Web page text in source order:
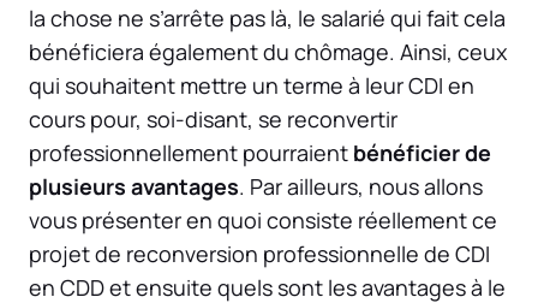
la chose ne s’arrête pas là, le salarié qui fait cela
bénéficiera également du chômage. Ainsi, ceux
qui souhaitent mettre un terme à leur CDI en
cours pour, soi-disant, se reconvertir
professionnellement pourraient bénéficier de
plusieurs avantages. Par ailleurs, nous allons
vous présenter en quoi consiste réellement ce
projet de reconversion professionnelle de CDI
en CDD et ensuite quels sont les avantages à le